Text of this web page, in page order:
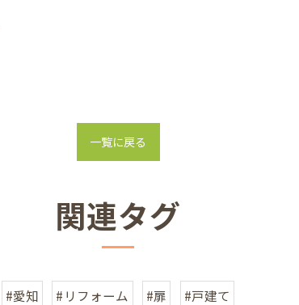
一覧に戻る
関連タグ
#愛知 #リフォーム #扉 #戸建て